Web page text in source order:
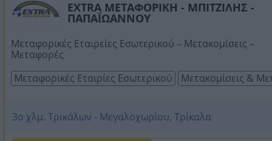
EXTRA ΜΕΤΑΦΟΡΙΚΗ - ΜΠΙΤΖΙΛΗΣ -
ΠΑΠΑΪΩΑΝΝΟΥ
Μεταφορικές Εταιρείες Εσωτερικού – Μετακομίσεις –
Μεταφορές
Μεταφορικές Εταιρίες Εσωτερικού
Μετακομίσεις &
3ο χλμ. Τρικάλων - Μεγαλοχωρίου, Τρίκαλα